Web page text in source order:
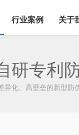
行业案例 关于
研专利
、高壁垒的新型防